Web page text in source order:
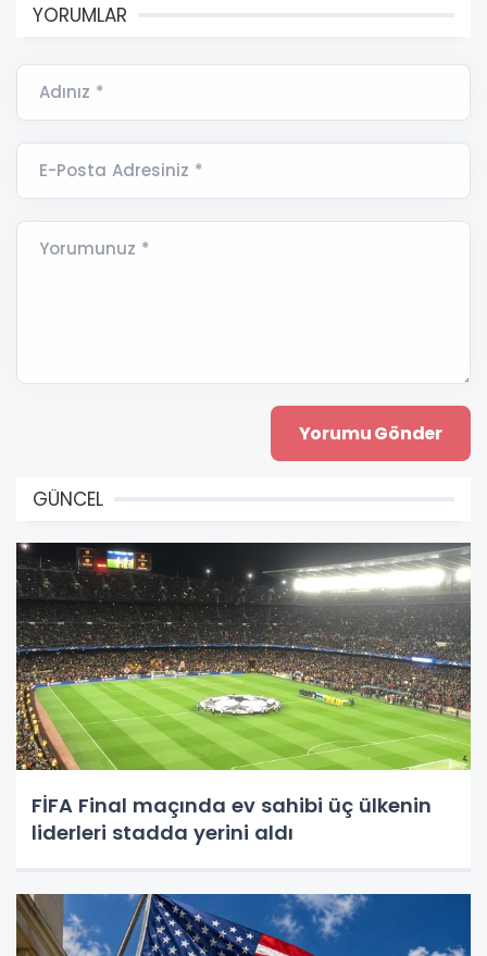
YORUMLAR
Adınız *
E-Posta Adresiniz *
Yorumunuz *
GÜNCEL
FİFA Final maçında ev sahibi üç ülkenin
liderleri stadda yerini aldı